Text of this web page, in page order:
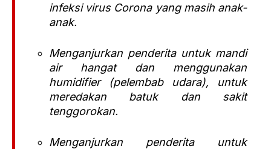
infeksi virus Corona yang masih anak-
anak.
Menganjurkan penderita untuk mandi
air hangat dan menggunakan
humidifier (pelembab udara), untuk
meredakan batuk dan sakit
tenggorokan.
Menganjurkan penderita untuk